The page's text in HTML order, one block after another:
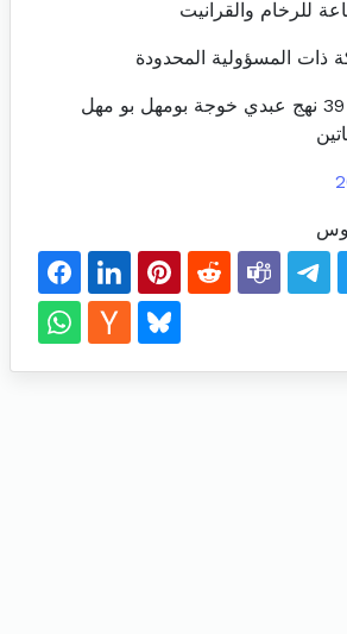
للرخام والقرانيت
ذات المسؤولية المحدودة
عدد 39 نهج عبدي خوجة بومهل بو مهل